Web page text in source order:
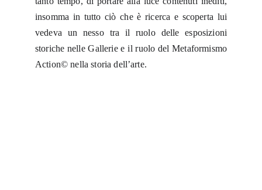
insomma in tutto ciò che è ricerca e scoperta lui
vedeva un nesso tra il ruolo delle esposizioni
storiche nelle Gallerie e il ruolo del Metaformismo
Action© nella storia dell’arte.